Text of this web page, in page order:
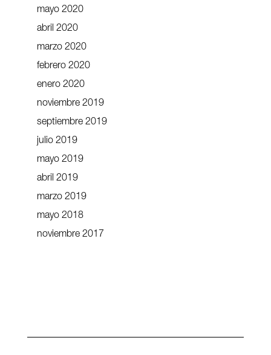
mayo 2020
abril 2020
marzo 2020
febrero 2020
enero 2020
noviembre 2019
septiembre 2019
julio 2019
mayo 2019
abril 2019
marzo 2019
mayo 2018
noviembre 2017